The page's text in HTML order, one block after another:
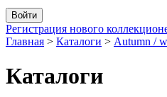
Регистрация нового
Главная > Каталоги > Autumn /
Каталоги